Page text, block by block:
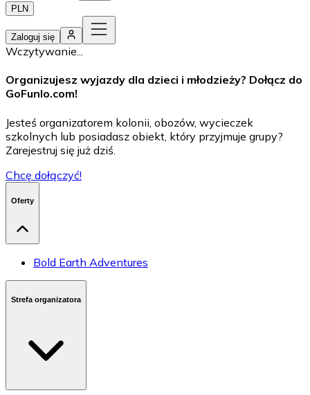
PLN
Zaloguj się
Wczytywanie...
Organizujesz wyjazdy dla dzieci i młodzieży? Dołącz do
GoFunlo.com!
Jesteś organizatorem kolonii, obozów, wycieczek
szkolnych lub posiadasz obiekt, który przyjmuje grupy?
Zarejestruj się już dziś.
Chcę dołączyć!
Oferty
Bold Earth Adventures
Strefa organizatora